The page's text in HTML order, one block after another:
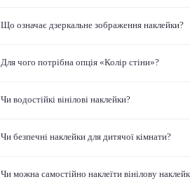
Що означає дзеркальне зображення наклейки?
Для чого потрібна опція «Колір стіни»?
Чи водостійкі вінілові наклейки?
Чи безпечні наклейки для дитячої кімнати?
Чи можна самостійно наклеїти вінілову